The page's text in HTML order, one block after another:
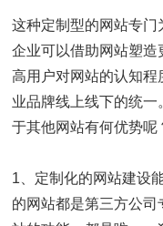
这种定制型的网站专门
企业可以借助网站塑
高用户对网站的认知
业品牌线上线下的统
于其他网站有何优势呢
1、定制化的网站建设
的网站都是第三方公司